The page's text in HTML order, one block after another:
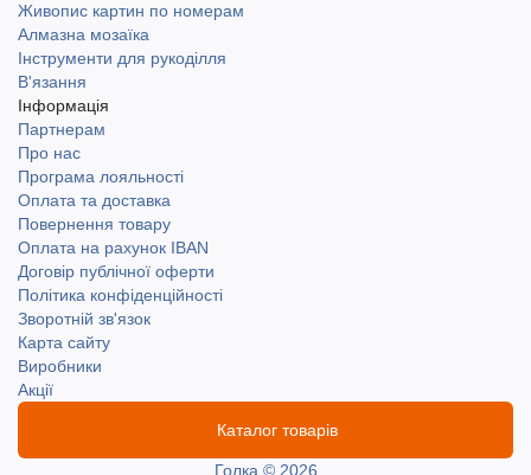
Живопис картин по номерам
Алмазна мозаїка
Інструменти для рукоділля
В'язання
Інформація
Партнерам
Про нас
Програма лояльності
Оплата та доставка
Повернення товару
Оплата на рахунок IBAN
Договір публічної оферти
Політика конфіденційності
Зворотній зв'язок
Карта сайту
Виробники
Акції
Каталог товарів
Голка © 2026